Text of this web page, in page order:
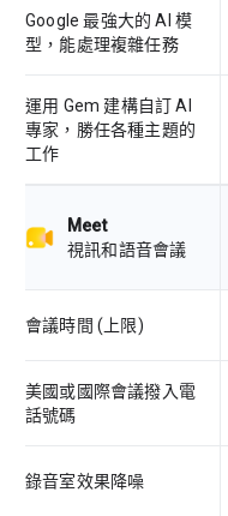
Google 最強大的 AI 模
型，能處理複雜任務
運用 Gem 建構自訂 AI
專家，勝任各種主題的
工作
Meet
視訊和語音會議
會議時間 (上限)
美國或國際會議撥入電
話號碼
錄音室效果降噪